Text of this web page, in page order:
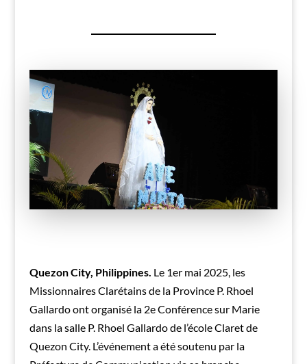
Quezon City, Philippines. Le 1er mai 2025, les
Missionnaires Clarétains de la Province P. Rhoel
Gallardo ont organisé la 2e Conférence sur Marie
dans la salle P. Rhoel Gallardo de l’école Claret de
Quezon City. L’événement a été soutenu par la